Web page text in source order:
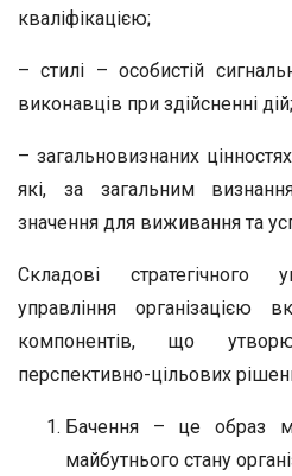
кваліфікацією;
– стилі – особистій
виконавців при здійсненні дій;
– загальновизнаних
які, за загальним
значення для виживання та
Складові стратегічного
управління організацією
компонентів, що
перспективно-цільових
Бачення – це образ
майбутнього стану